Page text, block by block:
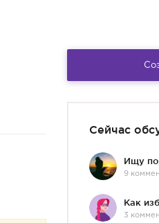
Сейчас
Ищу
9
Как
3